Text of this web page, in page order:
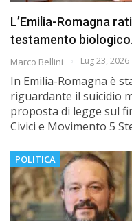
L’Emilia-Romagna
testamento biologico.
Marco Bellini Lug 23, 2026
In Emilia-Romagna è
riguardante il suicidio
proposta di legge sul
Civici e Movimento 5
POLITICA